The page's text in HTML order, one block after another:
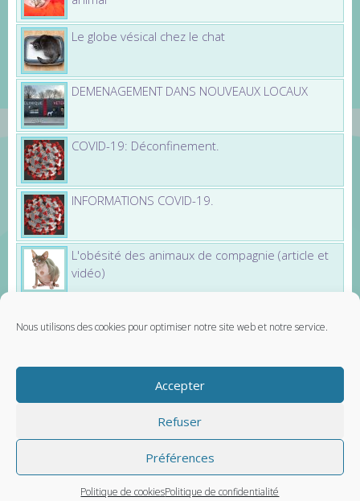
Nous utilisons des cookies pour optimiser notre site web et notre service.
Accepter
Refuser
Préférences
Politique de cookiesPolitique de confidentialité
Le globe vésical chez le chat
DEMENAGEMENT DANS NOUVEAUX LOCAUX
COVID-19: Déconfinement.
INFORMATIONS COVID-19.
L'obésité des animaux de compagnie (article et
vidéo)
Partenaires
Santévet - assurance chien
Carnet Véto - carnet de santé vétérinaire
Contactez-nous
Mentions légales
© Vetup - logiciel vétérinaire